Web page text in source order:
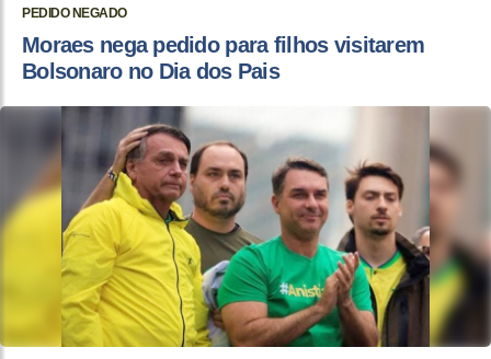
PEDIDO NEGADO
Moraes nega pedido para filhos visitarem
Bolsonaro no Dia dos Pais